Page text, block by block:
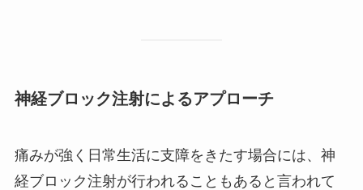
神経ブロック注射によるアプローチ
痛みが強く日常生活に支障をきたす場合には、神
経ブロック注射が行われることもあると言われて